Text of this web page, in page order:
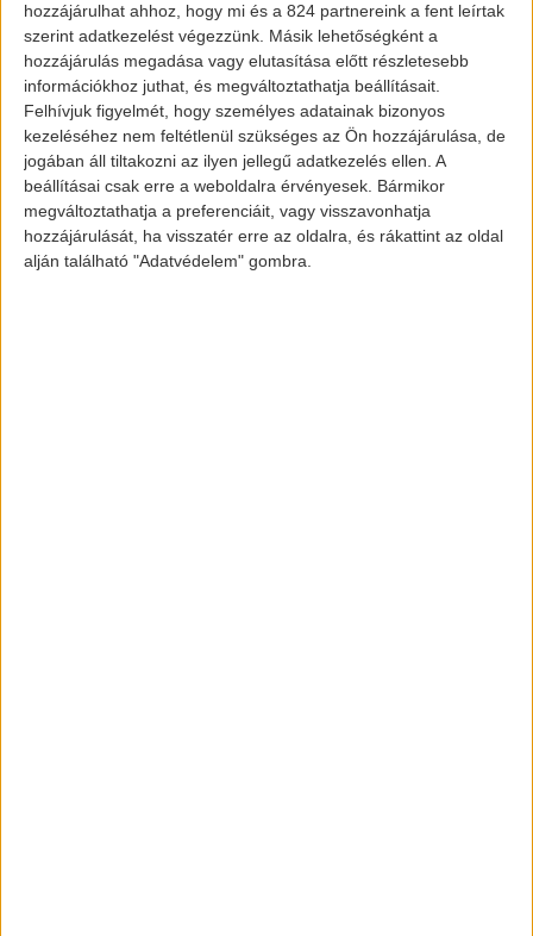
hozzájárulhat ahhoz, hogy mi és a 824 partnereink a fent leírtak
szerint adatkezelést végezzünk. Másik lehetőségként a
hozzájárulás megadása vagy elutasítása előtt részletesebb
információkhoz juthat, és megváltoztathatja beállításait.
Felhívjuk figyelmét, hogy személyes adatainak bizonyos
kezeléséhez nem feltétlenül szükséges az Ön hozzájárulása, de
jogában áll tiltakozni az ilyen jellegű adatkezelés ellen. A
beállításai csak erre a weboldalra érvényesek. Bármikor
megváltoztathatja a preferenciáit, vagy visszavonhatja
hozzájárulását, ha visszatér erre az oldalra, és rákattint az oldal
alján található "Adatvédelem" gombra.
Lucid Gravity ( Kép forrása:
www.insideevs.com)
A Gravity a Lucid új, arizonai Casa Grande-i